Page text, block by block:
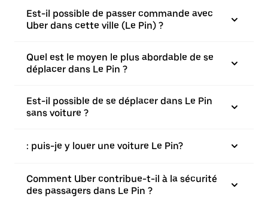
Est-il possible de passer commande avec
Uber dans cette ville (Le Pin) ?
Quel est le moyen le plus abordable de se
déplacer dans Le Pin ?
Est-il possible de se déplacer dans Le Pin
sans voiture ?
: puis-je y louer une voiture Le Pin?
Comment Uber contribue-t-il à la sécurité
des passagers dans Le Pin ?